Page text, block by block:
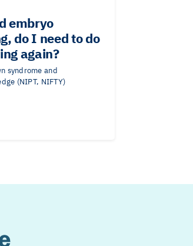
embryo
do I need to do
again?
syndrome and
(NIPT, NIFTY)